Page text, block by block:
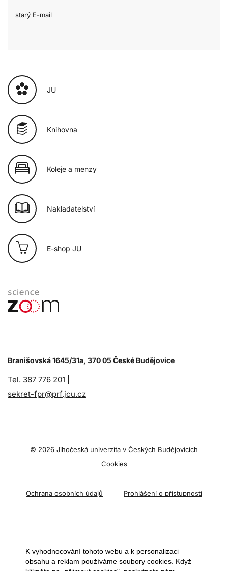
starý E-mail
JU
Knihovna
Koleje a menzy
Nakladatelství
E-shop JU
Branišovská 1645/31a, 370 05 České Budějovice
Tel. 387 776 201 |
sekret-fpr@prf.jcu.cz
© 2026 Jihočeská univerzita v Českých Budějovicích
Cookies
Ochrana osobních údajů Prohlášení o přístupnosti
K vyhodnocování tohoto webu a k personalizaci
obsahu a reklam používáme soubory cookies. Když